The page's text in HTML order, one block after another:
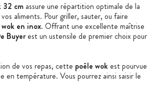
32 cmassure une répartition optimale de la
aliments. Pour griller, sauter, ou faire
wok en inox. Offrant une excellente maîtrise
Buyerest un ustensile de premier choix pour
de vos repas, cette poêle wokest pourvue
température. Vous pourrez ainsi saisir le